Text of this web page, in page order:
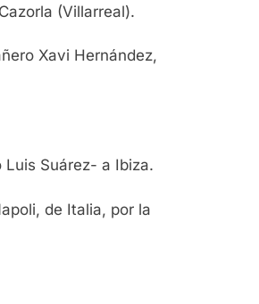
(Villarreal).
Xavi Hernández,
Suárez- a Ibiza.
de Italia, por la